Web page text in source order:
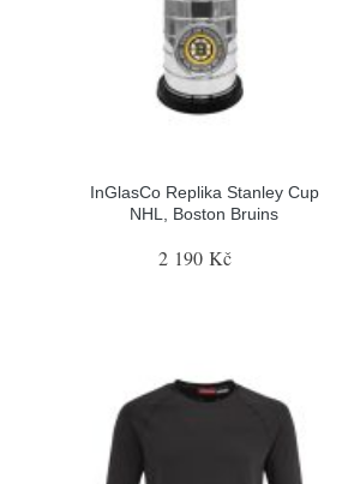
InGlasCo Replika Stanley Cup
NHL, Boston Bruins
2 190 Kč